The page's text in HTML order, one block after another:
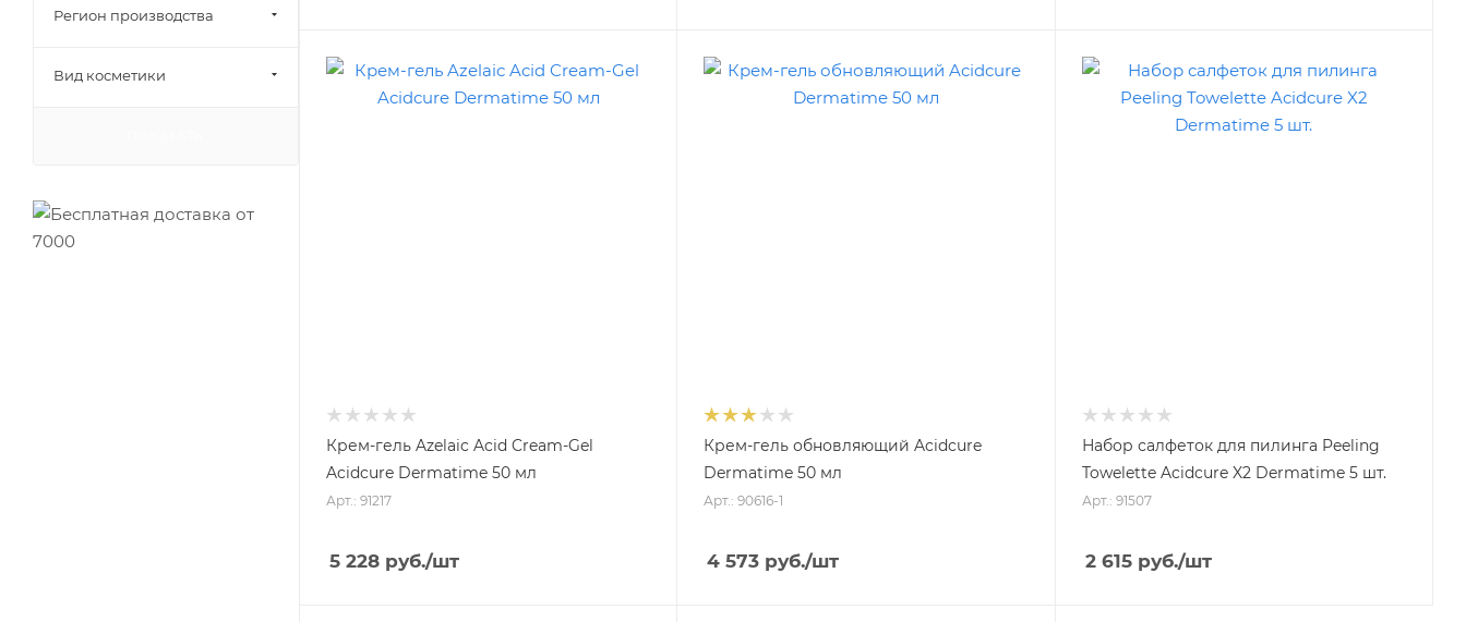
Крем-гель Azelaic Acid Cream-Gel
Acidcure Dermatime 50 мл
Арт.: 91217
5 228 руб./шт
Крем-гель обновляющий Acidcure
Dermatime 50 мл
Арт.: 90616-1
4 573 руб./шт
Набор салфеток для пилинга Peeling
Towelette Acidcure X2 Dermatime 5 шт.
Арт.: 91507
2 615руб./шт
Регион производства
Вид косметики